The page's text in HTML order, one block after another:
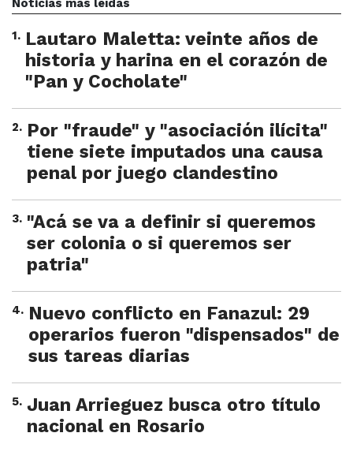
Noticias más leídas
1. Lautaro Maletta: veinte años de
historia y harina en el corazón de
"Pan y Cocholate"
2. Por "fraude" y "asociación ilícita"
tiene siete imputados una causa
penal por juego clandestino
3. "Acá se va a definir si queremos
ser colonia o si queremos ser
patria"
4. Nuevo conflicto en Fanazul: 29
operarios fueron "dispensados" de
sus tareas diarias
5. Juan Arrieguez busca otro título
nacional en Rosario